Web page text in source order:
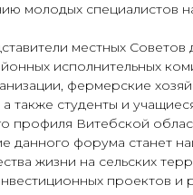
молодых специалистов
местных Советов
исполнительных
фермерские
также студенты и
профиля Витебской
данного форума станет
жизни на сельских
проектов и